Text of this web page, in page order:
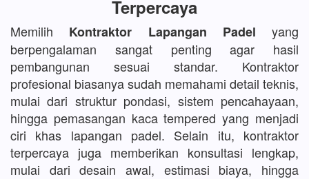
Terpercaya
Memilih Kontraktor Lapangan Padel yang
berpengalaman sangat penting agar hasil
pembangunan sesuai standar. Kontraktor
profesional biasanya sudah memahami detail teknis,
mulai dari struktur pondasi, sistem pencahayaan,
hingga pemasangan kaca tempered yang menjadi
ciri khas lapangan padel. Selain itu, kontraktor
terpercaya juga memberikan konsultasi lengkap,
mulai dari desain awal, estimasi biaya, hingga